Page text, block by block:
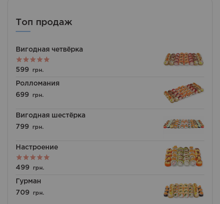
Топ продаж
Вигодная четвёрка
Оценка
599 грн.
Ролломания
699
грн.
Вигодная шестёрка
799
грн.
Настроение
Оценка
499 грн.
Гурман
709
грн.